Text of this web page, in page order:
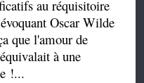
au réquisitoire
Oscar Wilde
que l'amour de
à une
!...